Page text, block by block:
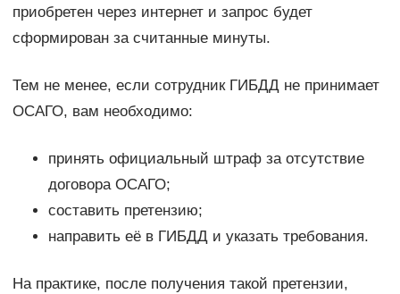
приобретен через интернет и запрос будет
сформирован за считанные минуты.
Тем не менее, если сотрудник ГИБДД не принимает
ОСАГО, вам необходимо:
принять официальный штраф за отсутствие
договора ОСАГО;
составить претензию;
направить её в ГИБДД и указать требования.
На практике, после получения такой претензии,